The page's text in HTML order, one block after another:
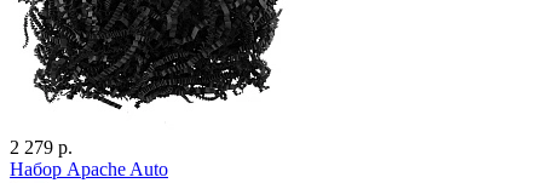
2 279 р.
Набор Apache Auto